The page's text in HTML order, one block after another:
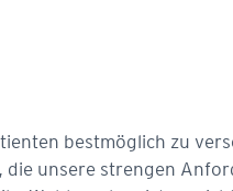
best­möglich zu
unsere strengen